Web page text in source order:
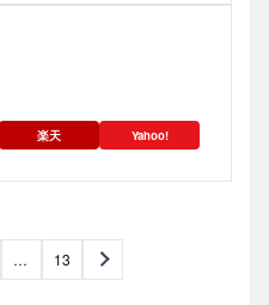
楽天 Yahoo!
… 13